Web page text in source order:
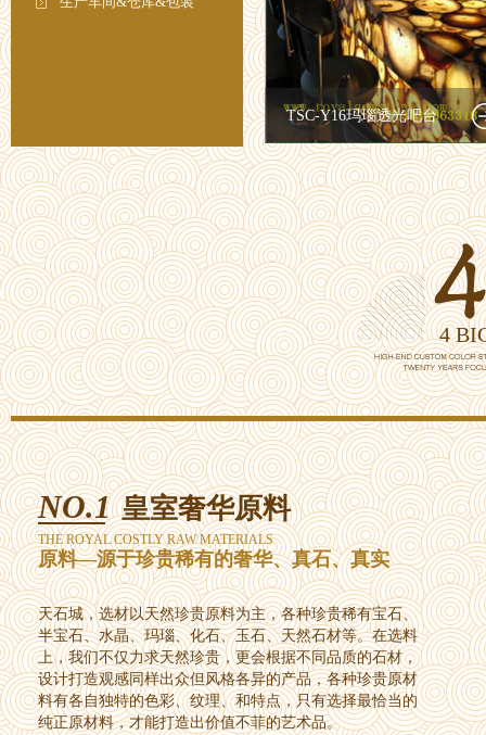
TSC-Y16玛瑙透光吧台
4
NO.1 皇室奢华原料
THE ROYAL COSTLY RAW MATERIALS
原料—源于珍贵稀有的奢华、真石、真实
天石城，选材以天然珍贵原料为主，各种珍贵稀有宝石、
半宝石、水晶、玛瑙、化石、玉石、天然石材等。在选料
上，我们不仅力求天然珍贵，更会根据不同品质的石材，
设计打造观感同样出众但风格各异的产品，各种珍贵原材
料有各自独特的色彩、纹理、和特点，只有选择最恰当的
纯正原材料，才能打造出价值不菲的艺术品。